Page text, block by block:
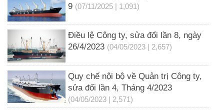
9 (07/11/2025 | 1,091)
Điều lệ Công ty, sửa đổi lần 8, ngày
26/4/2023 (04/05/2023 | 2,657)
Quy chế nội bộ về Quản trị Công ty,
sửa đổi lần 4, Tháng 4/2023
(04/05/2023 | 2,571)